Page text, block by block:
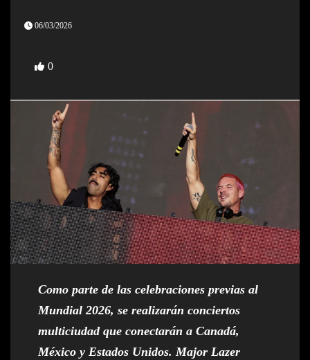
06/03/2026
0
Como parte de las celebraciones previas al
Mundial 2026, se realizarán conciertos
multiciudad que conectarán a Canadá,
México y Estados Unidos. Major Lazer